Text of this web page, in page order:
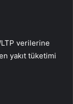
verilerine
yakıt tüketimi